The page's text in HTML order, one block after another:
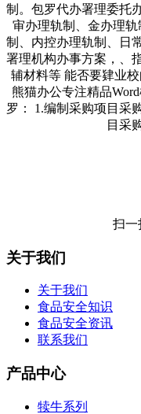
制。包罗代办署理委托
审办理轨制、金办理
制、内控办理轨制、日
署理机构办事方案，、
辅材料等 能否要肄业
熊猫办公专注精品
罗： 1.编制采购项目采
目采
扫一
关于我们
关于我们
食品安全知识
食品安全资讯
联系我们
产品中心
犊牛系列